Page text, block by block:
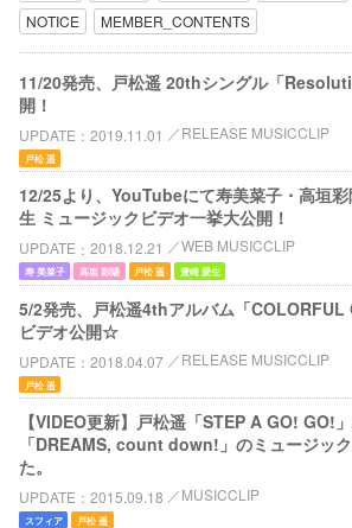
NOTICE
MEMBER_CONTENTS
11/20発売、戸松遥 20thシングル「
開！
UPDATE 2019.11.01 RELEASE MUSICCLIP
戸松 遥
12/25より、YouTubeにて寿美菜子・高垣
生 ミュージックビデオ一挙大公開！
UPDATE 2018.12.21 WEB MUSICCLIP
寿 美菜子 高垣 彩陽 戸松 遥 豊崎 愛生
5/2発売、戸松遥4thアルバム「COLORFUL
ビデオ公開☆
UPDATE 2018.04.07 RELEASE MUSICCLIP
戸松 遥
【VIDEO更新】戸松遥「STEP A GO! GO!
「DREAMS, count down!」のミュージッ
た。
UPDATE 2015.09.18 MUSICCLIP
スフィア 戸松 遥